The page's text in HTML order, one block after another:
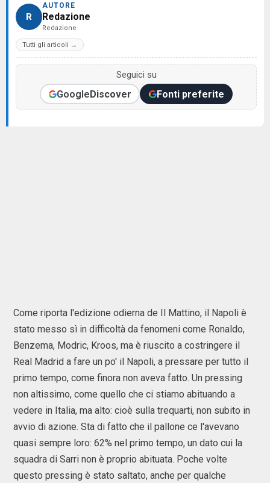
R
AUTORE
Redazione
Redazione
Tutti gli articoli →
Seguici su
GoogleDiscover Fonti preferite
Come riporta l'edizione odierna de Il Mattino, il Napoli è
stato messo sì in difficoltà da fenomeni come Ronaldo,
Benzema, Modric, Kroos, ma è riuscito a costringere il
Real Madrid a fare un po' il Napoli, a pressare per tutto il
primo tempo, come finora non aveva fatto. Un pressing
non altissimo, come quello che ci stiamo abituando a
vedere in Italia, ma alto: cioè sulla trequarti, non subito in
avvio di azione. Sta di fatto che il pallone ce l'avevano
quasi sempre loro: 62% nel primo tempo, un dato cui la
squadra di Sarri non è proprio abituata. Poche volte
questo pressing è stato saltato, anche per qualche